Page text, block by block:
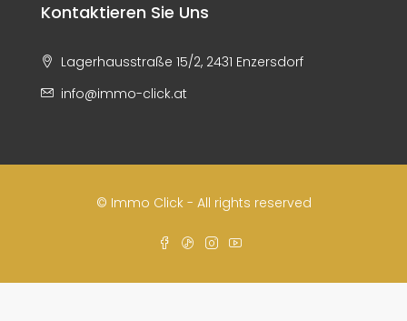
Kontaktieren Sie Uns
Lagerhausstraße 15/2, 2431 Enzersdorf
info@immo-click.at
© Immo Click - All rights reserved